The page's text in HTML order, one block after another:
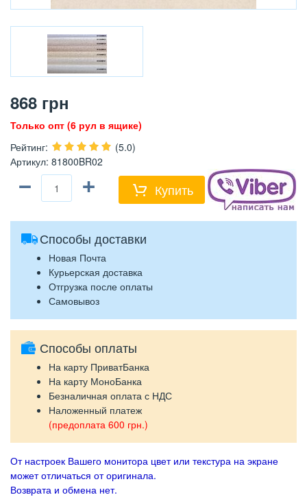
868 грн
Только опт (6 рул в ящике)
Рейтинг:
(5.0)
Артикул: 81800BR02
− + Купить
Способы доставки
Новая Почта
Курьерская доставка
Отгрузка после оплаты
Самовывоз
Способы оплаты
На карту ПриватБанка
На карту МоноБанка
Безналичная оплата с НДС
Наложенный платеж
(предоплата 600 грн.)
От настроек Вашего монитора цвет или текстура на экране
может отличаться от оригинала.
Возврата и обмена нет.